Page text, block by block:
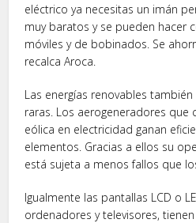
eléctrico ya necesitas un imán
muy baratos y se pueden hacer
móviles y de bobinados. Se
recalca Aroca.
Las energías renovables
raras. Los aerogeneradores que
eólica en electricidad ganan
elementos. Gracias a ellos su
está sujeta a menos fallos que
Igualmente las pantallas LCD o
ordenadores y televisores,